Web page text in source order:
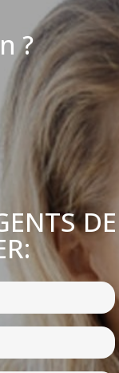
?
DE